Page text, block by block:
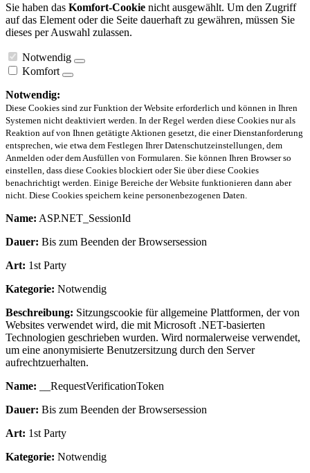
Sie haben das Komfort-Cookie nicht ausgewählt. Um den Zugriff
auf das Element oder die Seite dauerhaft zu gewähren, müssen Sie
dieses per Auswahl zulassen.
Notwendig
Komfort
Notwendig:
Diese Cookies sind zur Funktion der Website erforderlich und können in Ihren
Systemen nicht deaktiviert werden. In der Regel werden diese Cookies nur als
Reaktion auf von Ihnen getätigte Aktionen gesetzt, die einer Dienstanforderung
entsprechen, wie etwa dem Festlegen Ihrer Datenschutzeinstellungen, dem
Anmelden oder dem Ausfüllen von Formularen. Sie können Ihren Browser so
einstellen, dass diese Cookies blockiert oder Sie über diese Cookies
benachrichtigt werden. Einige Bereiche der Website funktionieren dann aber
nicht. Diese Cookies speichern keine personenbezogenen Daten.
Name: ASP.NET_SessionId
Dauer: Bis zum Beenden der Browsersession
Art: 1st Party
Kategorie: Notwendig
Beschreibung: Sitzungscookie für allgemeine Plattformen, der von
Websites verwendet wird, die mit Microsoft .NET-basierten
Technologien geschrieben wurden. Wird normalerweise verwendet,
um eine anonymisierte Benutzersitzung durch den Server
aufrechtzuerhalten.
Name: __RequestVerificationToken
Dauer: Bis zum Beenden der Browsersession
Art: 1st Party
Kategorie: Notwendig